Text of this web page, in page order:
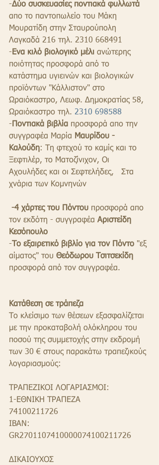
-Δύο συσκευασίες ποντιακά φυλλωτά
απο το παντοπωλείο του Μάκη
Μουρατίδη στην Σταυρούπολη
Λαγκαδά 216 τηλ. 2310 668491
-Ενα κιλό βιολογικό μέλι ανώτερης
ποιότητας προσφορά από το
κατάστημα υγιεινών και βιολογικών
προϊόντων "Κάλλιστον" στο
Ωραιόκαστρο, Λεωφ. Δημοκρατίας 58,
Ωραιόκαστρο τηλ. 2310 698588
-Ποντιακά βιβλία προσφορά απο την
συγγραφέα Μαρία Μαυρίδου -
Καλούδη: Τη φτεχού το καμίς και το
Ξεφτιλέρ, το Ματοζίνιχον, Οι
Αχουλήδες και οι Σεφτελήδες,   Στα
χνάρια των Κομνηνών
-4 χάρτες του Πόντου προσφορά απο
τον εκδότη - συγγραφέα Αριστείδη
Κεσόπουλο
- Το εξαιρετικό βιβλίο για τον Πόντο "εξ
αίματος" του Θεόδωρου Τσιτσεκίδη
προσφορά από τον συγγραφέα.
Κατάθεση σε τράπεζα
Το κλείσιμο των θέσεων εξασφαλίζεται
με την προκαταβολή ολόκληρου του
ποσού της συμμετοχής στην εκδρομή
των 30 € στους παρακάτω τραπεζικούς
λογαριασμούς:
ΤΡΑΠΕΖΙΚΟΙ ΛΟΓΑΡΙΑΣΜΟΙ:
1-ΕΘΝΙΚΗ ΤΡΑΠΕΖΑ
74100211726
ΙΒΑΝ:
GR2701107410000074100211726
ΔΙΚΑΙΟΥΧΟΣ